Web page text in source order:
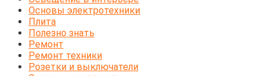
Основы электротехники
Плита
Полезно знать
Ремонт
Ремонт техники
Розетки и выключатели